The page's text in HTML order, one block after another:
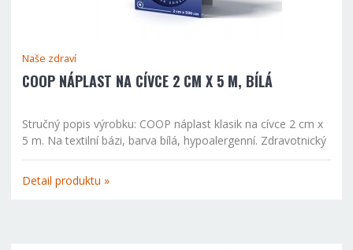
Naše zdraví
COOP NÁPLAST NA CÍVCE 2 CM X 5 M, BÍLÁ
Stručný popis výrobku: COOP náplast klasik na cívce 2 cm x
5 m. Na textilní bázi, barva bílá, hypoalergenní. Zdravotnický
prostředek. Čtěte pozorně příbalový leták.
Detail produktu »